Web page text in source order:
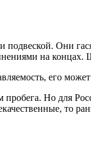
Они
на
его
пробега. Но
то